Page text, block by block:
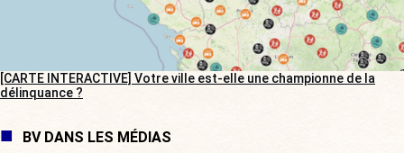
[CARTE INTERACTIVE] Votre ville est-elle une championne de la
délinquance ?
BV DANS LES MÉDIAS